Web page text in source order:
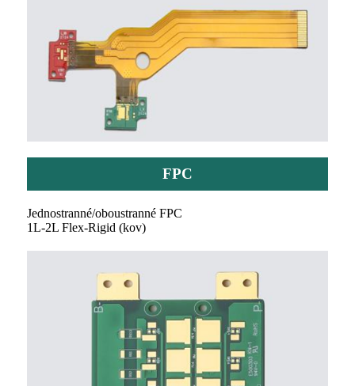
FPC
Jednostranné/oboustranné FPC
1L-2L Flex-Rigid (kov)